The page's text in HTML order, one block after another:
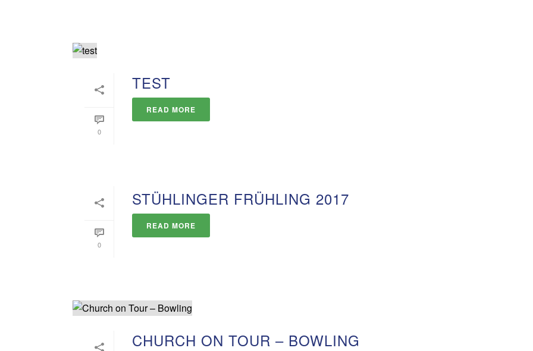
0
TEST
READ MORE
0
STÜHLINGER FRÜHLING 2017
READ MORE
CHURCH ON TOUR – BOWLING